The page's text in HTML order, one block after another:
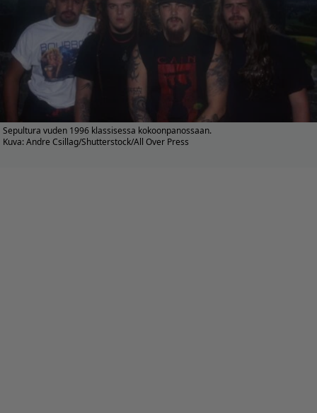
Sepultura vuden 1996 klassisessa kokoonpanossaan.
Kuva: Andre Csillag/Shutterstock/All Over Press